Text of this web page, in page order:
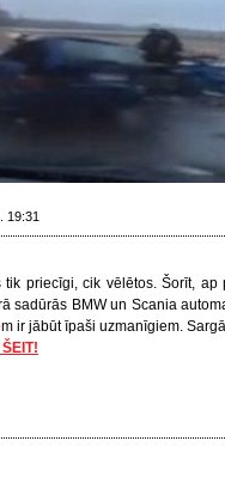
19:31
tik priecīgi, cik vēlētos. Šorīt, ap
sadūrās BMW un Scania
ir jābūt īpaši uzmanīgiem.